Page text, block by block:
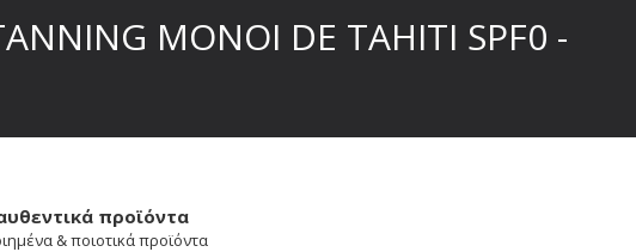
MONOI DE TAHITI SPF0 -
προϊόντα
& ποιοτικά προϊόντα